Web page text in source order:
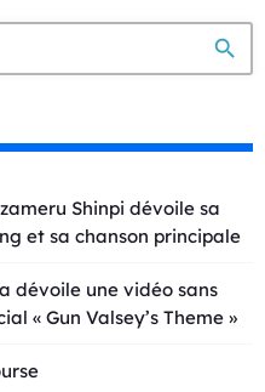
search
Shinpi dévoile sa
et sa chanson principale
dévoile une vidéo sans
« Gun Valsey’s Theme »